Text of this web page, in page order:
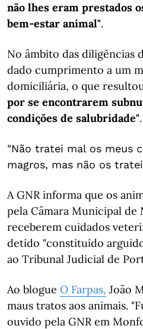
não lhes eram prestados
bem-estar animal".
No âmbito das diligências
dado cumprimento a um
domiciliária, o que
por se encontrarem
condições de salubridade".
"Não tratei mal os meus
magros, mas não os
A GNR informa que os
pela Câmara Municipal
receberem cuidados
detido "constituído
ao Tribunal Judicial de
Ao blogue O Farpas, João
maus tratos aos animais.
ouvido pela GNR em